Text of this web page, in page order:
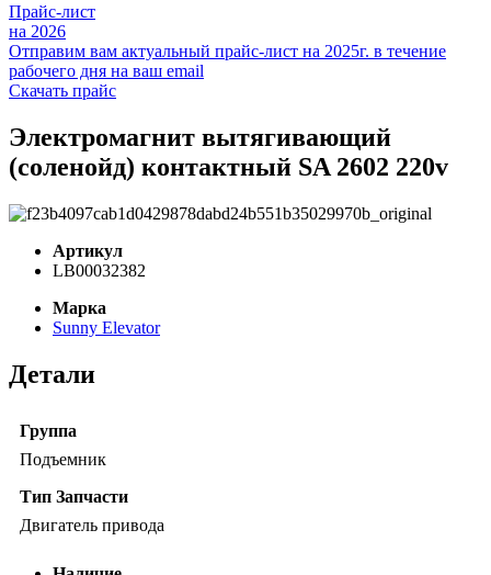
Прайс-лист
на 2026
Отправим вам актуальный прайс-лист на 2025г. в течение
рабочего дня на ваш email
Скачать прайс
Электромагнит вытягивающий
(соленойд) контактный SA 2602 220v
Артикул
LB00032382
Марка
Sunny Elevator
Детали
Группа
Подъемник
Тип Запчасти
Двигатель привода